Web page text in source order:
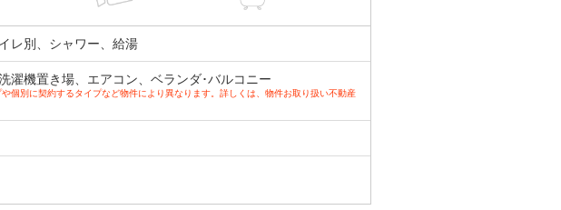
レ別、シャワー、給湯
機置き場、エアコン、ベランダ･バルコニー
別に契約するタイプなど物件により異なります。詳しくは、物件お取り扱い不動産